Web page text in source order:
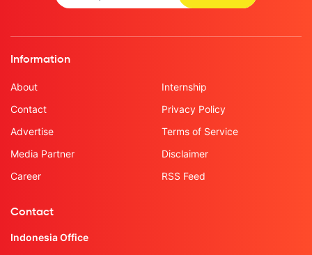
Information
About
Contact
Advertise
Media Partner
Career
Internship
Privacy Policy
Terms of Service
Disclaimer
RSS Feed
Contact
Indonesia Office